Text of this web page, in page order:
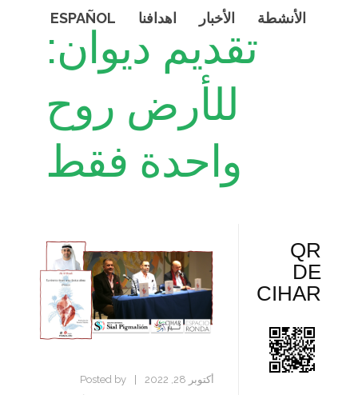
الأنشطة
الأخبار اهدافنا ESPAÑOL
تقديم ديوان:
للأرض روح
واحدة فقط
أكتوبر 28, 2022
QR
DE
CIHAR